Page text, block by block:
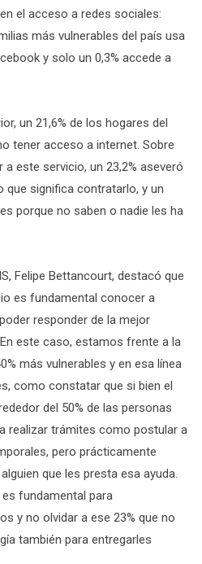
el acceso a redes sociales:
más vulnerables del país usa
y solo un 0,3% accede a
un 21,6% de los hogares del
tener acceso a internet. Sobre
este servicio, un 23,2% aseveró
significa contratarlo, y un
porque no saben o nadie les ha
Felipe Bettancourt, destacó que
es fundamental conocer a
responder de la mejor
este caso, estamos frente a la
más vulnerables y en esa línea
como constatar que si bien el
del 50% de las personas
realizar trámites como postular a
pero prácticamente
que les presta esa ayuda.
fundamental para
y no olvidar a ese 23% que no
también para entregarles